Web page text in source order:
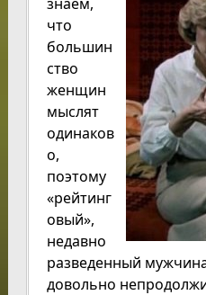
что
большин
ство
женщин
мыслят
одинаков
о,
поэтому
«рейтинг
овый»,
недавно
разведенный
довольно